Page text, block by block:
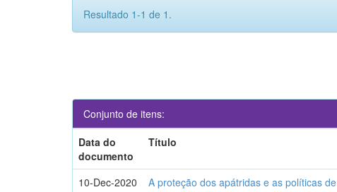
Resultado 1-1 de 1.
Conjunto de itens:
Data do
documento
Título
10-Dec-2020
A proteção dos apátridas e as políticas de